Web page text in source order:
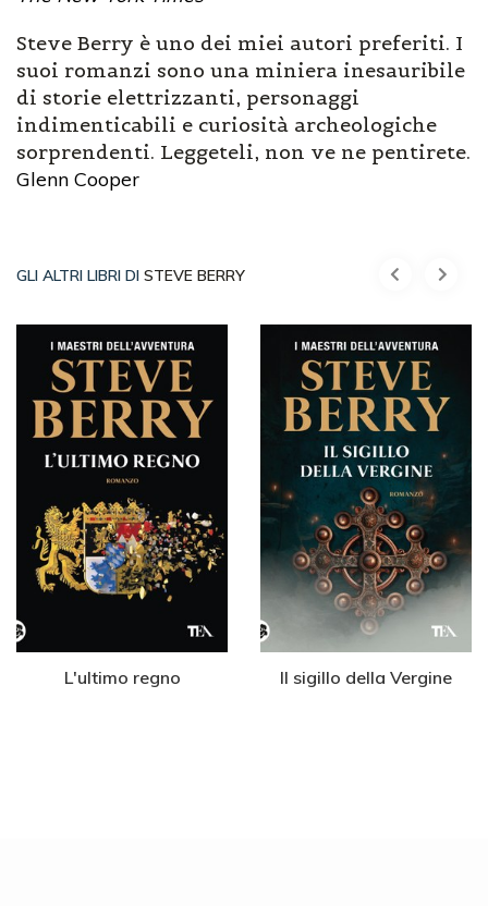
Steve Berry è uno dei miei autori preferiti. I
suoi romanzi sono una miniera inesauribile
di storie elettrizzanti, personaggi
indimenticabili e curiosità archeologiche
sorprendenti. Leggeteli, non ve ne pentirete.
Glenn Cooper
GLI ALTRI LIBRI DI STEVE BERRY
L'ultimo regno Il sigillo della Vergine